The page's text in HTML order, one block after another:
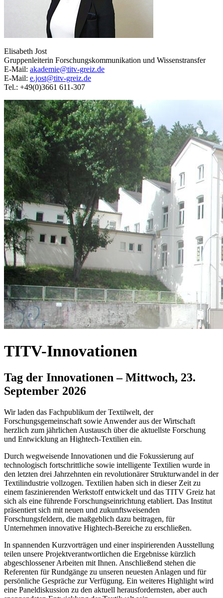
Elisabeth Jost
Gruppenleiterin Forschungskommunikation und Wissenstransfer
E-Mail: akademie@titv-greiz.de
E-Mail: e.jost@titv-greiz.de
Tel.: +49(0)3661 611-307
TITV-Innovationen
Tag der Innovationen – Mittwoch, 23.
September 2026
Wir laden das Fachpublikum der Textilwelt, der
Forschungsgemeinschaft sowie Anwender aus der Wirtschaft
herzlich zum jährlichen Austausch über die aktuellste Forschung
und Entwicklung an Hightech-Textilien ein.
Durch wegweisende Innovationen und die Fokussierung auf
technologisch fortschrittliche sowie intelligente Textilien wurde in
den letzten drei Jahrzehnten ein revolutionärer Strukturwandel in der
Textilindustrie vollzogen. Textilien haben sich in dieser Zeit zu
einem faszinierenden Werkstoff entwickelt und das TITV Greiz hat
sich als eine führende Forschungseinrichtung etabliert. Das Institut
präsentiert sich mit neuen und zukunftsweisenden
Forschungsfeldern, die maßgeblich dazu beitragen, für
Unternehmen innovative Hightech-Bereiche zu erschließen.
In spannenden Kurzvorträgen und einer inspirierenden Ausstellung
teilen unsere Projektverantwortlichen die Ergebnisse kürzlich
abgeschlossener Arbeiten mit Ihnen. Anschließend stehen die
Referenten für Rundgänge zu unseren neuesten Anlagen und für
persönliche Gespräche zur Verfügung. Ein weiteres Highlight wird
eine Paneldiskussion zu den aktuell herausfordernsten, aber auch